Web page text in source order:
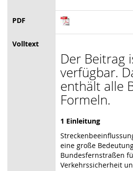
PDF
Volltext
Der Beitrag
verfügbar.
enthält alle
Formeln.
1 Einleitung
eine große
Bundesfernstraßen
Verkehrssicherheit